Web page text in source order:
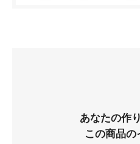
あなたの作
この商品の